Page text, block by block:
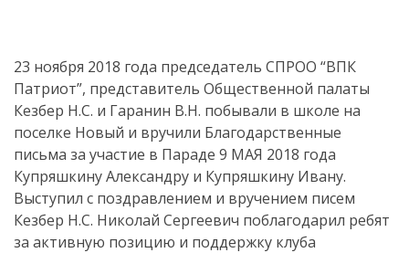
23 ноября 2018 года председатель СПРОО “ВПК
Патриот”, представитель Общественной палаты
Кезбер Н.С. и Гаранин В.Н. побывали в школе на
поселке Новый и вручили Благодарственные
письма за участие в Параде 9 МАЯ 2018 года
Купряшкину Александру и Купряшкину Ивану.
Выступил с поздравлением и вручением писем
Кезбер Н.С. Николай Сергеевич поблагодарил ребят
за активную позицию и поддержку клуба